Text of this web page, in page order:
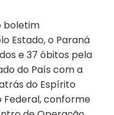
boletim
Estado, o Paraná
e 37 óbitos pela
do País com a
do Espírito
Federal, conforme